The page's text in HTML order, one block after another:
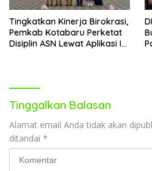
Tingkatkan Kinerja Birokrasi,
Pemkab Kotabaru Perketat
Disiplin ASN Lewat Aplikasi I-
Tinggalkan Balasan
Alamat email Anda tidak akan
ditandai *